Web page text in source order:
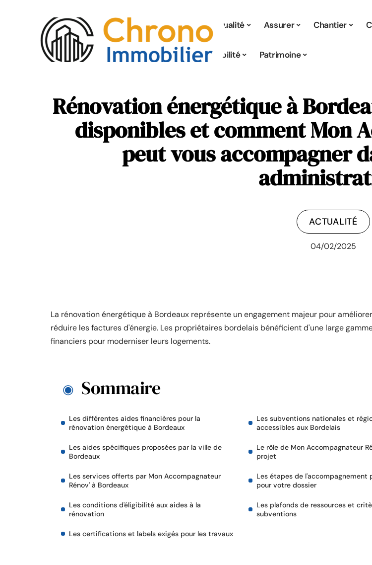
Actualité Assurer Chantier
Mobilité Patrimoine
Rénovation énergétique à
disponibles et comment Mon
peut vous accompagner
ACTUALITÉ
04/02/2025
La rénovation énergétique à Bordeaux représente un engagement majeur pour
réduire les factures d'énergie. Les propriétaires bordelais bénéficient d'une large
financiers pour moderniser leurs logements.
Sommaire
Les différentes aides financières pour la
rénovation énergétique à Bordeaux
Les subventions nationales et
accessibles aux Bordelais
Les aides spécifiques proposées par la ville de
Bordeaux
Le rôle de Mon Accompagnateur
projet
Les services offerts par Mon Accompagnateur
Rénov' à Bordeaux
Les étapes de l'accompagnement
pour votre dossier
Les conditions d'éligibilité aux aides à la
rénovation
Les plafonds de ressources et
subventions
Les certifications et labels exigés pour les travaux